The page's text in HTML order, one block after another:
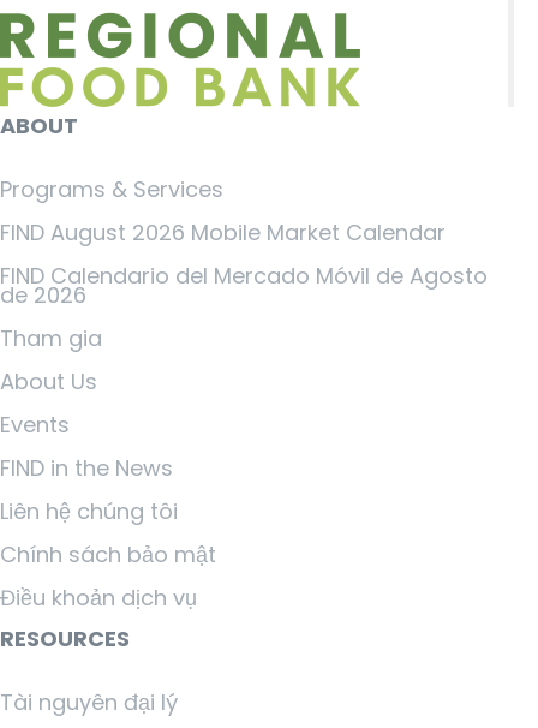
ABOUT
Programs & Services
FIND August 2026 Mobile Market Calendar
FIND Calendario del Mercado Móvil de Agosto
de 2026
Tham gia
About Us
Events
FIND in the News
Liên hệ chúng tôi
Chính sách bảo mật
Điều khoản dịch vụ
RESOURCES
Tài nguyên đại lý